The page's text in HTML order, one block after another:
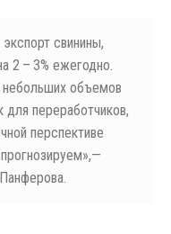
свинины,
2 – 3% ежегодно.
небольших объемов
для переработчиков,
перспективе